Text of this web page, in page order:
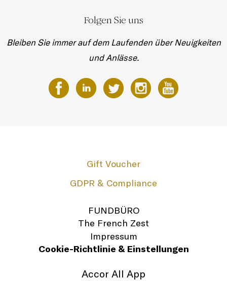
Folgen Sie uns
Bleiben Sie immer auf dem Laufenden über Neuigkeiten
und Anlässe.
Gift Voucher
GDPR & Compliance
FUNDBÜRO
The French Zest
Impressum
Cookie-Richtlinie & Einstellungen
Accor All App